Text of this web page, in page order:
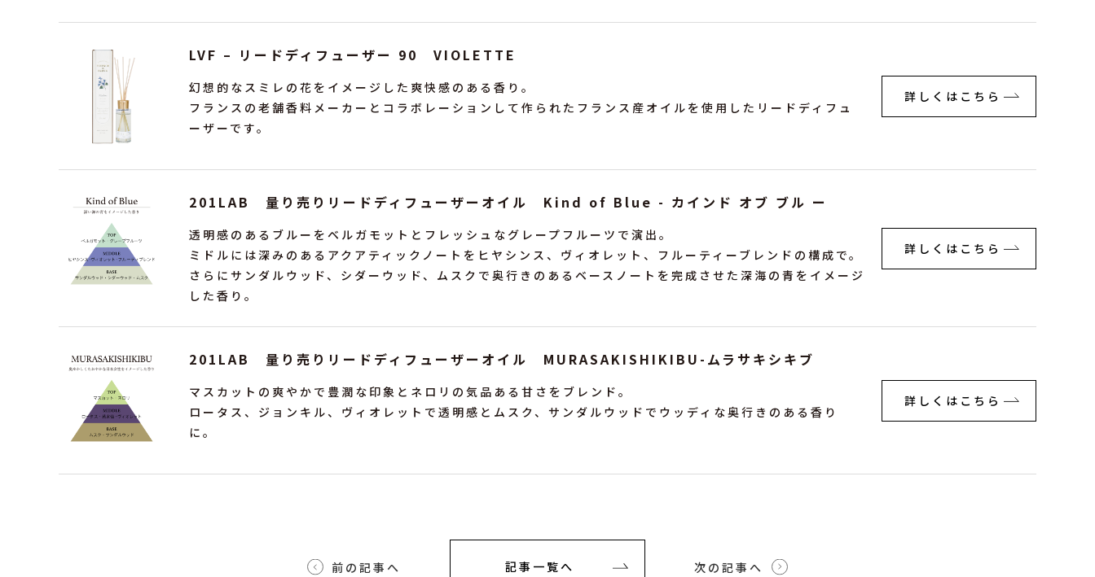
LVF – リードディフューザー 90 VIOLETTE
幻想的なスミレの花をイメージした爽快感のある香り。
フランスの老舗香料メーカーとコラボレーションして作られたフランス産オイルを使用したリードディフュ
ーザーです。
詳しくはこちら
201LAB 量り売りリードディフューザーオイル Kind of Blue - カインド オブ ブル ー
透明感のあるブルーをベルガモットとフレッシュなグレープフルーツで演出。
ミドルには深みのあるアクアティックノートをヒヤシンス、ヴィオレット、フルーティーブレンドの構成で。
さらにサンダルウッド、シダーウッド、ムスクで奥行きのあるベースノートを完成させた深海の青をイメージ
した香り。
詳しくはこちら
201LAB 量り売りリードディフューザーオイル MURASAKISHIKIBU-ムラサキシキブ
マスカットの爽やかで豊潤な印象とネロリの気品ある甘さをブレンド。
ロータス、ジョンキル、ヴィオレットで透明感とムスク、サンダルウッドでウッディな奥行きのある香り
に。
詳しくはこちら
記事一覧へ
前の記事へ 次の記事へ